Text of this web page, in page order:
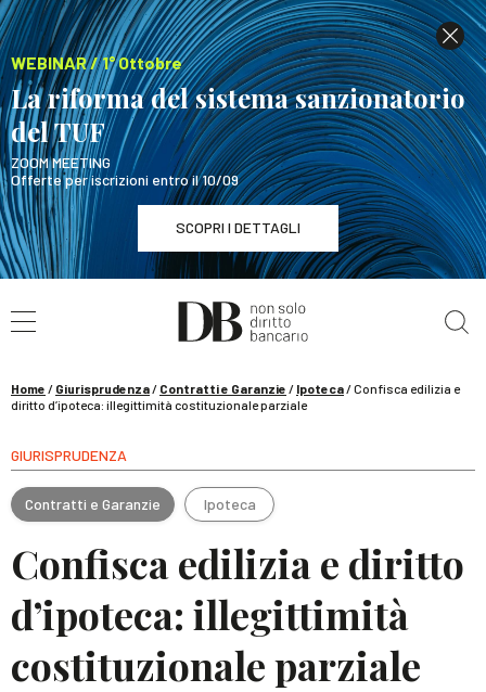
WEBINAR / 1° Ottobre
La riforma del sistema sanzionatorio
del TUF
ZOOM MEETING
Offerte per iscrizioni entro il 10/09
SCOPRI I DETTAGLI
WEBINAR / 1° Ottobre
La riforma del sistema sanzionatorio del TUF
Home / Giurisprudenza/ Contratti e Garanzie / Ipoteca/Confisca edilizia e
diritto d’ipoteca: illegittimità costituzionale parziale
GIURISPRUDENZA
Contratti e Garanzie Ipoteca
Confisca edilizia e diritto
d’ipoteca: illegittimità
costituzionale parziale